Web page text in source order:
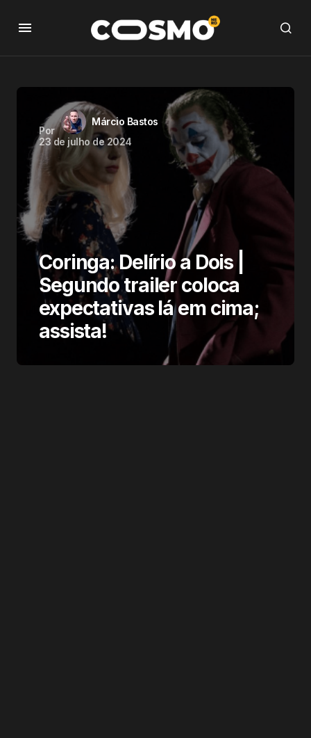
Por
Márcio Bastos
23 de julho de 2024
Coringa: Delírio a Dois |
Segundo trailer coloca
expectativas lá em cima;
assista!